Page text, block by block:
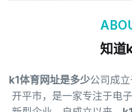
知道
k1体育网址是多少公司成
开平市，是一家专注于电